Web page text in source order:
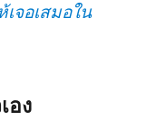
จอเสมอใน
อง